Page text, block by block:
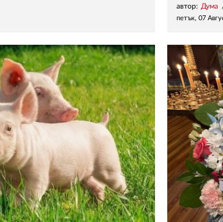
автор: Дума
петък, 07